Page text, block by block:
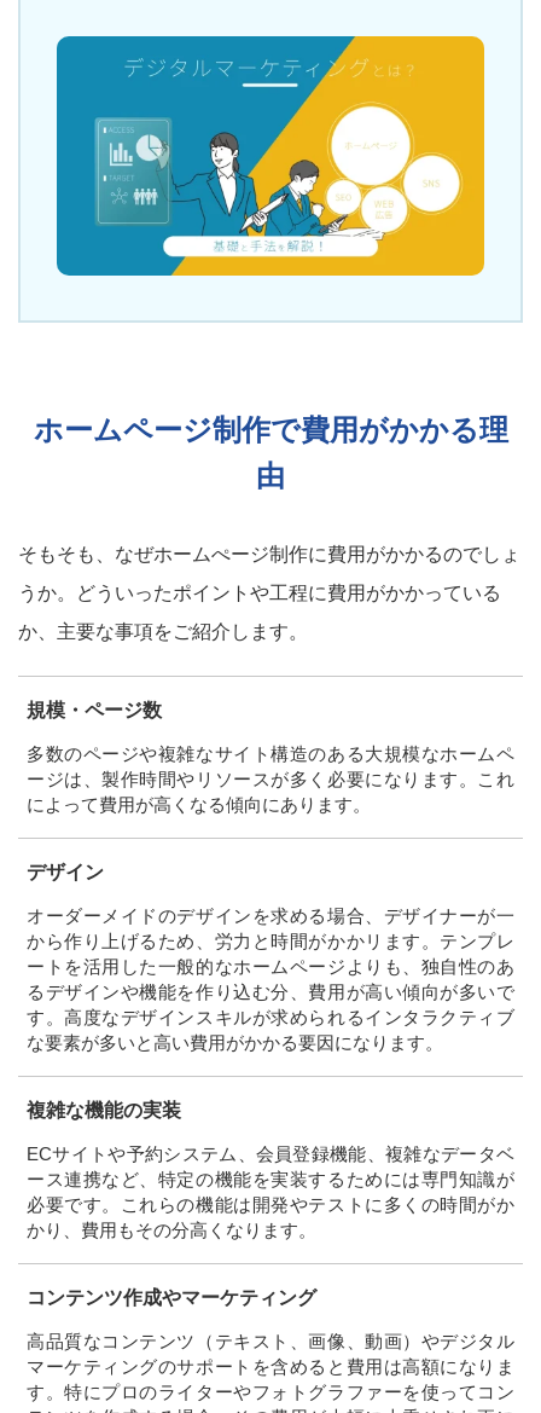
ホームページ制作で費用がかかる理
由
そもそも、なぜホームぺージ制作に費用がかかるのでしょ
うか。どういったポイントや工程に費用がかかっている
か、主要な事項をご紹介します。
規模・ページ数
多数のページや複雑なサイト構造のある大規模なホームペ
ージは、製作時間やリソースが多く必要になります。これ
によって費用が高くなる傾向にあります。
デザイン
オーダーメイドのデザインを求める場合、デザイナーが一
から作り上げるため、労力と時間がかかリます。テンプレ
ートを活用した一般的なホームページよりも、独自性のあ
るデザインや機能を作り込む分、費用が高い傾向が多いで
す。高度なデザインスキルが求められるインタラクティブ
な要素が多いと高い費用がかかる要因になります。
複雑な機能の実装
ECサイトや予約システム、会員登録機能、複雑なデータベ
ース連携など、特定の機能を実装するためには専門知識が
必要です。これらの機能は開発やテストに多くの時間がか
かり、費用もその分高くなります。
コンテンツ作成やマーケティング
高品質なコンテンツ（テキスト、画像、動画）やデジタル
マーケティングのサポートを含めると費用は高額になりま
す。特にプロのライターやフォトグラファーを使ってコン